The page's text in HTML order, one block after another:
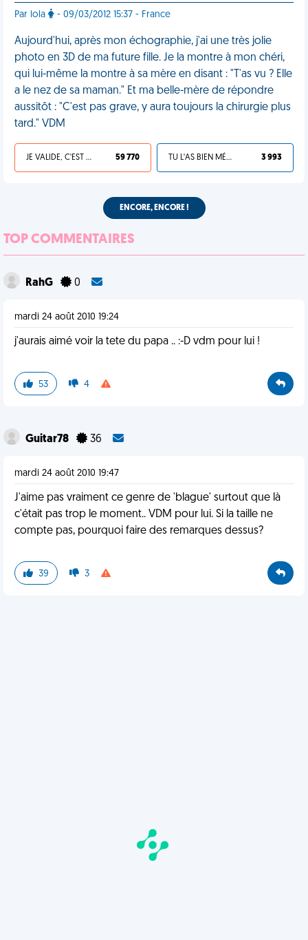
Par lola - 09/03/2012 15:37 - France
Aujourd'hui, après mon échographie, j'ai une très jolie
photo en 3D de ma future fille. Je la montre à mon chéri,
qui lui-même la montre à sa mère en disant : "T'as vu ? Elle
a le nez de sa maman." Et ma belle-mère de répondre
aussitôt : "C'est pas grave, y aura toujours la chirurgie plus
tard." VDM
JE VALIDE, C'EST UNE VDM 59 770 TU L'AS BIEN MÉRITÉ 3 993
ENCORE, ENCORE !
TOP COMMENTAIRES
RahG 0
mardi 24 août 2010 19:24
j'aurais aimé voir la tete du papa .. :-D vdm pour lui !
53 4
Guitar78 36
mardi 24 août 2010 19:47
J'aime pas vraiment ce genre de 'blague' surtout que là
c'était pas trop le moment.. VDM pour lui. Si la taille ne
compte pas, pourquoi faire des remarques dessus?
39 3